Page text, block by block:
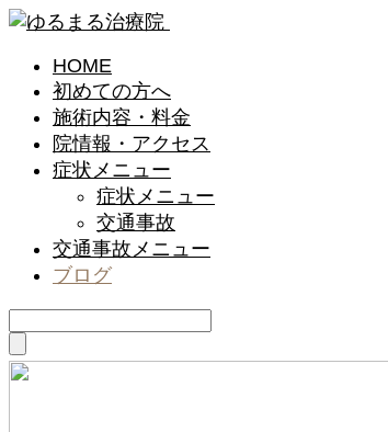
HOME
初めての方へ
施術内容・料金
院情報・アクセス
症状メニュー
症状メニュー
交通事故
交通事故メニュー
ブログ